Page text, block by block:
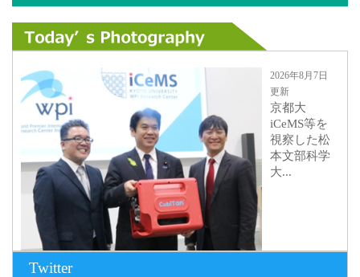
2026年8月7日
更新
京都大
iCeMS等を
視察した松
本文部科学
大...
Twitter